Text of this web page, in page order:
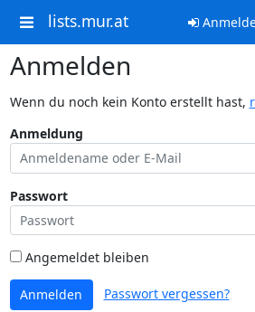
lists.mur.at
Anmelden
Wenn du noch kein Konto erstellt hast,
Anmeldung
Passwort
Angemeldet bleiben
Anmelden Passwort vergessen?